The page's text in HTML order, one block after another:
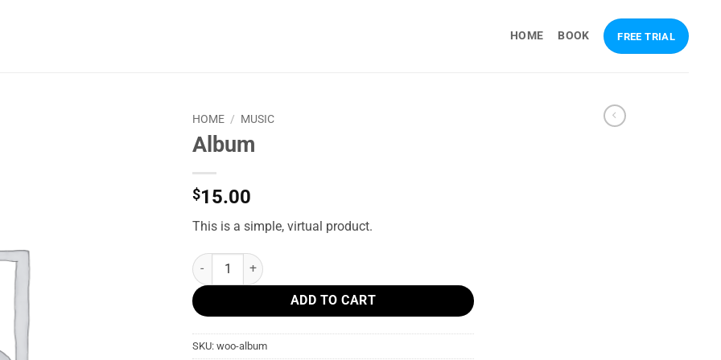
HOME BOOK FREE TRIAL
HOME / MUSIC
Album
$15.00
This is a simple, virtual product.
Album quantity
ADD TO CART
SKU: woo-album